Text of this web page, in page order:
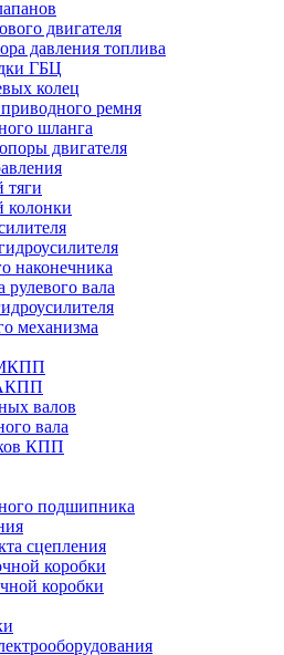
двигателя
давления топлива
ГБЦ
колец
ремня
шланга
двигателя
тяги
колонки
наконечника
рулевого вала
механизма
МКПП
валов
вала
КПП
подшипника
сцепления
коробки
коробки